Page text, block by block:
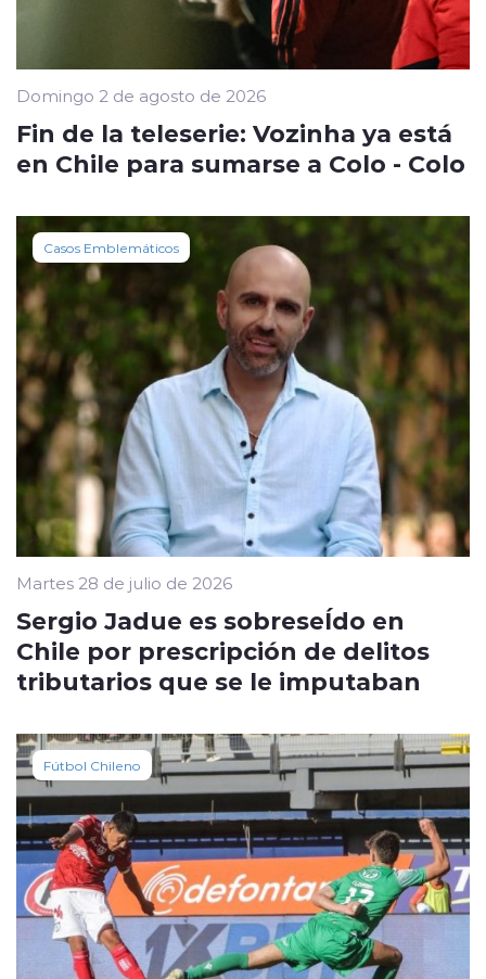
Domingo 2 de agosto de 2026
Fin de la teleserie: Vozinha ya está
en Chile para sumarse a Colo - Colo
Casos Emblemáticos
Martes 28 de julio de 2026
Sergio Jadue es sobreseÍdo en
Chile por prescripción de delitos
tributarios que se le imputaban
Fútbol Chileno